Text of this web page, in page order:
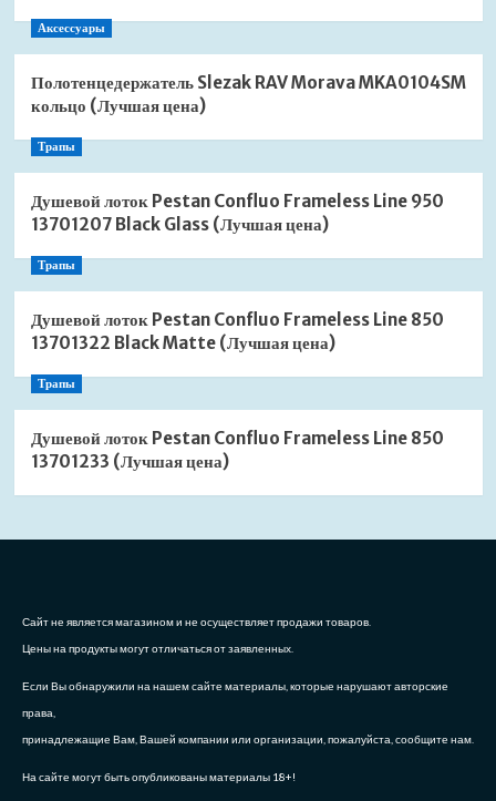
Аксессуары
Полотенцедержатель Slezak RAV Morava MKA0104SM
кольцо (Лучшая цена)
Трапы
Душевой лоток Pestan Confluo Frameless Line 950
13701207 Black Glass (Лучшая цена)
Трапы
Душевой лоток Pestan Confluo Frameless Line 850
13701322 Black Matte (Лучшая цена)
Трапы
Душевой лоток Pestan Confluo Frameless Line 850
13701233 (Лучшая цена)
Сайт не является магазином и не осуществляет продажи товаров.
Цены на продукты могут отличаться от заявленных.
Если Вы обнаружили на нашем сайте материалы, которые нарушают авторские
права,
принадлежащие Вам, Вашей компании или организации, пожалуйста, сообщите нам.
На сайте могут быть опубликованы материалы 18+!